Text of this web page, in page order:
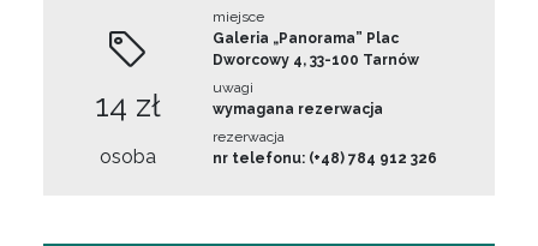
14 zł
osoba
miejsce
Galeria „Panorama” Plac
Dworcowy 4, 33-100 Tarnów
uwagi
wymagana rezerwacja
rezerwacja
nr telefonu: (+48) 784 912 326